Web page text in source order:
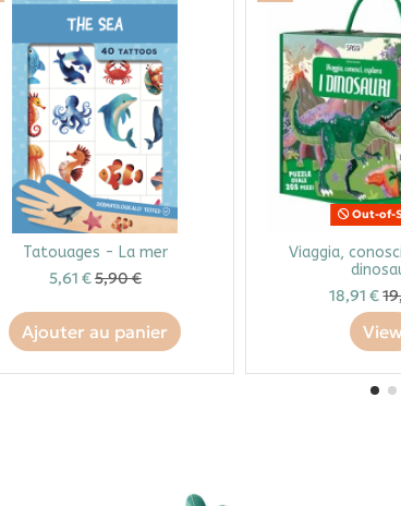
Tatouages - La mer
5,61 €5,90 €
Ajouter au panier
Out-of-
Viaggia,
18,91 €
View